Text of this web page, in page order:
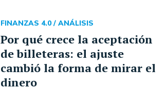
Por qué crece la aceptación
de billeteras: el ajuste
cambió la forma de mirar el
dinero
FINANZAS 4.0 / ANÁLISIS